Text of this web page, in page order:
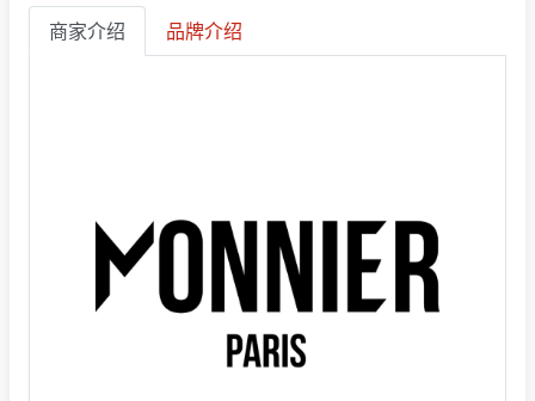
商家介绍 品牌介绍